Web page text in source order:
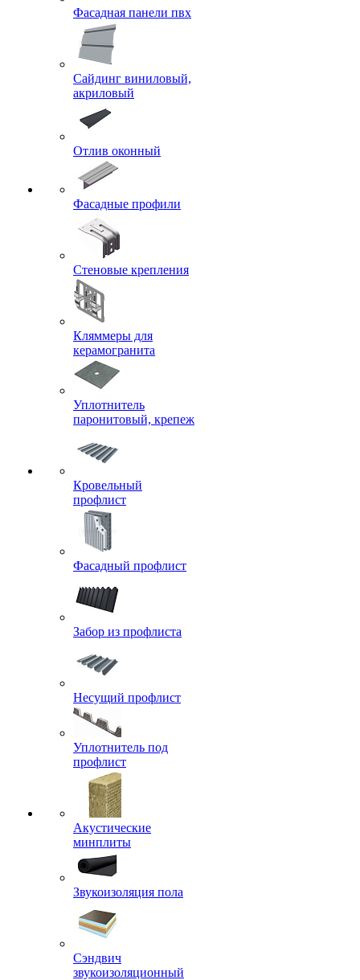
Фасадная панели пвх
Сайдинг виниловый,
акриловый
Отлив оконный
Фасадные профили
Стеновые крепления
Кляммеры для
керамогранита
Уплотнитель
паронитовый, крепеж
Кровельный
профлист
Фасадный профлист
Забор из профлиста
Несущий профлист
Уплотнитель под
профлист
Акустические
минплиты
Звукоизоляция пола
Сэндвич
звукоизоляционный